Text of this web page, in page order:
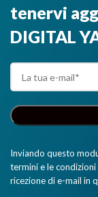
il tutto
all’interno di
un
dimensioni
transponder."
tenervi
DIGITAL
Inviando questo
termini e le
ricezione di e-mail in